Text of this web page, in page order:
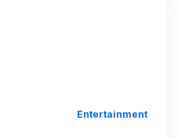
Entertainment